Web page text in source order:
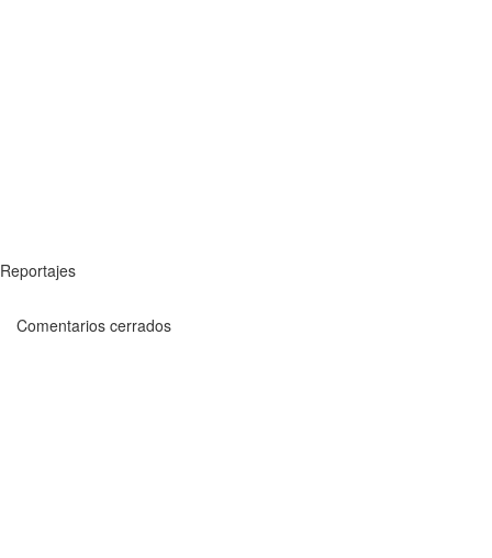
Reportajes
Comentarios cerrados